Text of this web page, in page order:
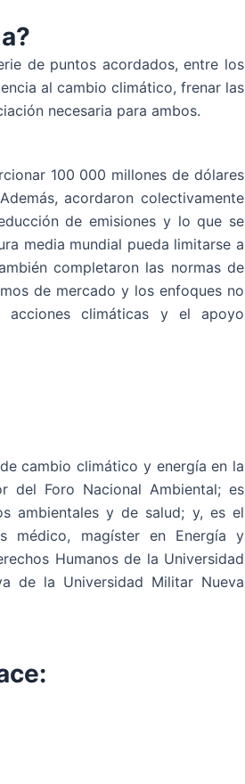
de puntos acordados, entre los
al cambio climático, frenar las
necesaria para ambos.
100 000 millones de dólares
acordaron colectivamente
de emisiones y lo que se
media mundial pueda limitarse a
completaron las normas de
de mercado y los enfoques no
climáticas y el apoyo
cambio climático y energía en la
del Foro Nacional Ambiental; es
ambientales y de salud; y, es el
médico, magíster en Energía y
Humanos de la Universidad
de la Universidad Militar Nueva